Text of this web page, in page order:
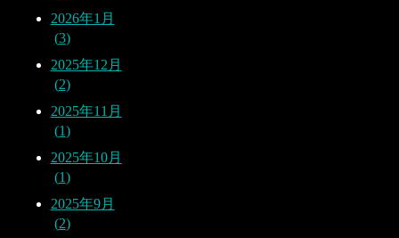
2026年1月
3
2025年12月
2
2025年11月
1
2025年10月
1
2025年9月
2